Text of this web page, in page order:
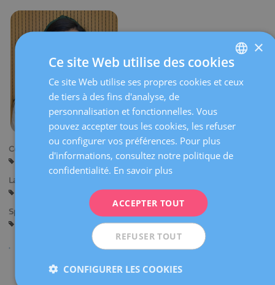
Centres:
Barcelone
Langues:
Anglais
Spécialités:
Diagnostic Gynécologique par l’Image
SPANISH
×
Ce site Web utilise des cookies
Ce site Web utilise ses propres cookies et ceux
de tiers à des fins d'analyse, de
personnalisation et fonctionnelles. Vous
pouvez accepter tous les cookies, les refuser
ou configurer vos préférences. Pour plus
d'informations, consultez notre politique de
confidentialité. En savoir plus
ACCEPTER TOUT
REFUSER TOUT
CONFIGURER LES COOKIES